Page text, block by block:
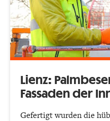
Lienz:
Fassaden der
Gefertigt wurden die